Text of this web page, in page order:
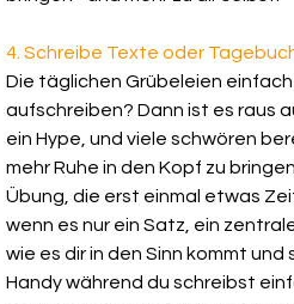
4. Schreibe Texte oder
Die täglichen Grübeleien
aufschreiben? Dann ist es raus
ein Hype, und viele schwören
mehr Ruhe in den Kopf zu
Übung, die erst einmal etwas
wenn es nur ein Satz, ein
wie es dir in den Sinn kommt
Handy während du schreibst